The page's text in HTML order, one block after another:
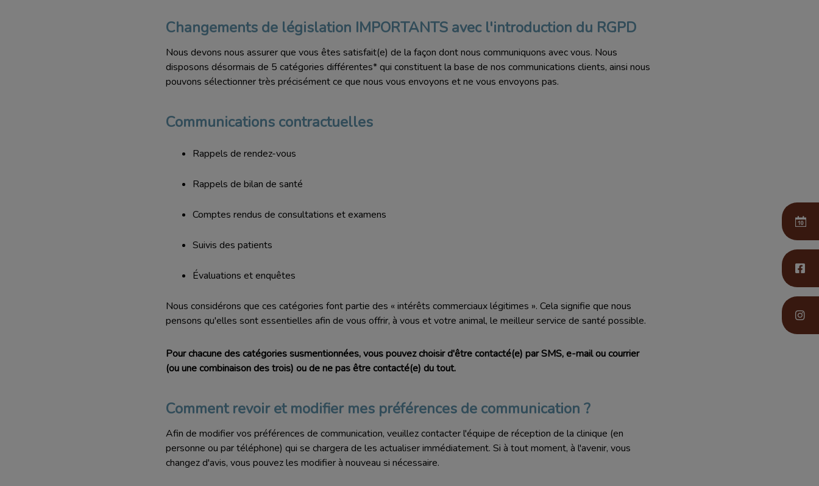
Changements de législation IMPORTANTS avec l'introduction du RGPD
Nous devons nous assurer que vous êtes satisfait(e) de la façon dont nous communiquons avec vous. Nous
disposons désormais de 5 catégories différentes* qui constituent la base de nos communications clients, ainsi nous
pouvons sélectionner très précisément ce que nous vous envoyons et ne vous envoyons pas.
Communications contractuelles
Rappels de rendez-vous
Rappels de bilan de santé
Comptes rendus de consultations et examens
Suivis des patients
Évaluations et enquêtes
Nous considérons que ces catégories font partie des « intérêts commerciaux légitimes ». Cela signifie que nous
pensons qu'elles sont essentielles afin de vous offrir, à vous et votre animal, le meilleur service de santé possible.
Pour chacune des catégories susmentionnées, vous pouvez choisir d'être contacté(e) par SMS, e-mail ou courrier
(ou une combinaison des trois) ou de ne pas être contacté(e) du tout.
Comment revoir et modifier mes préférences de communication ?
Afin de modifier vos préférences de communication, veuillez contacter l'équipe de réception de la clinique (en
personne ou par téléphone) qui se chargera de les actualiser immédiatement. Si à tout moment, à l'avenir, vous
changez d'avis, vous pouvez les modifier à nouveau si nécessaire.